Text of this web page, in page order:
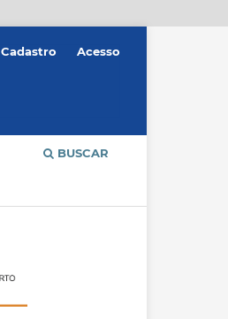
BUSCAR
Cadastro Acesso